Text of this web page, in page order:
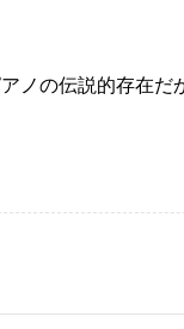
ノの伝説的存在だ